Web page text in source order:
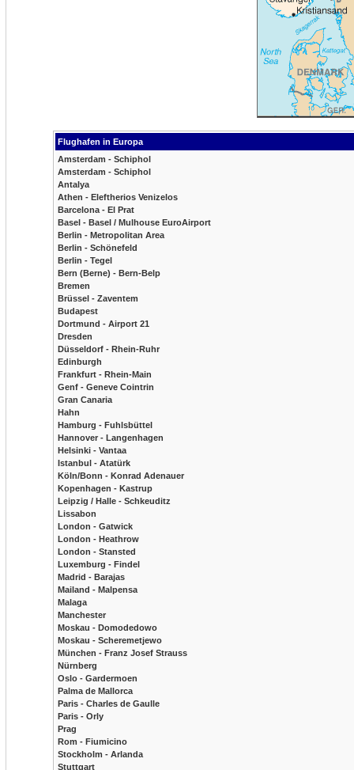
Flughafen in Europa
Amsterdam - Schiphol
Amsterdam - Schiphol
Antalya
Athen - Eleftherios Venizelos
Barcelona - El Prat
Basel - Basel / Mulhouse EuroAirport
Berlin - Metropolitan Area
Berlin - Schönefeld
Berlin - Tegel
Bern (Berne) - Bern-Belp
Bremen
Brüssel - Zaventem
Budapest
Dortmund - Airport 21
Dresden
Düsseldorf - Rhein-Ruhr
Edinburgh
Frankfurt - Rhein-Main
Genf - Geneve Cointrin
Gran Canaria
Hahn
Hamburg - Fuhlsbüttel
Hannover - Langenhagen
Helsinki - Vantaa
Istanbul - Atatürk
Köln/Bonn - Konrad Adenauer
Kopenhagen - Kastrup
Leipzig / Halle - Schkeuditz
Lissabon
London - Gatwick
London - Heathrow
London - Stansted
Luxemburg - Findel
Madrid - Barajas
Mailand - Malpensa
Malaga
Manchester
Moskau - Domodedowo
Moskau - Scheremetjewo
München - Franz Josef Strauss
Nürnberg
Oslo - Gardermoen
Palma de Mallorca
Paris - Charles de Gaulle
Paris - Orly
Prag
Rom - Fiumicino
Stockholm - Arlanda
Stuttgart